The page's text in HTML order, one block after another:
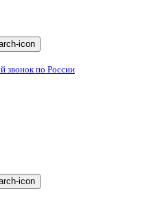
звонок по России